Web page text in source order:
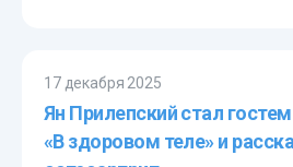
17 декабря 2025
Ян Прилепский стал
«В здоровом теле» и